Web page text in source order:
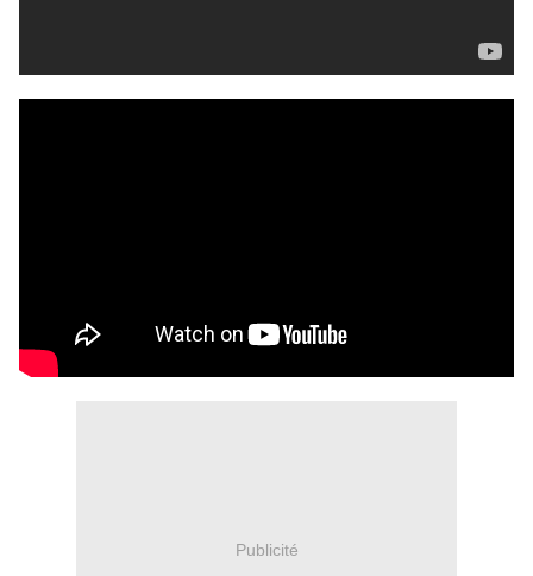
Publicité